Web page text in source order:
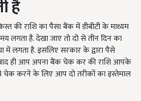
है
की राशि का पैसा बैंक में डीबीटी के माध्यम
है. देखा जाए तो दो से तीन दिन का
में लगता है. इसलिएसरकार के द्वारा पैसे
बाद ही आप अपना बैंक चेक कर की राशि आपके
चेक करने के लिए आप दो तरीकों का इस्तेमाल